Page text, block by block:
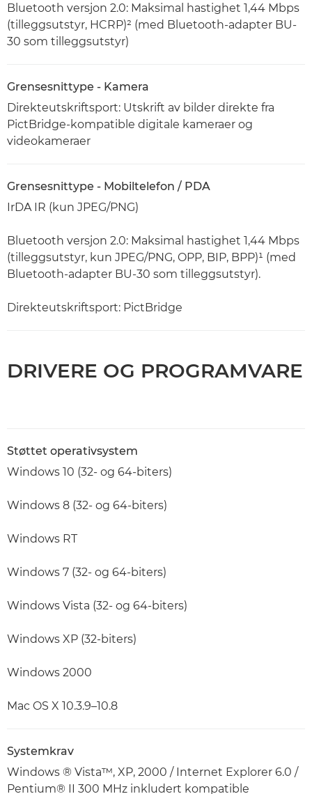
Bluetooth versjon 2.0: Maksimal hastighet 1,44 Mbps
(tilleggsutstyr, HCRP)² (med Bluetooth-adapter BU-
30 som tilleggsutstyr)
Grensesnittype - Kamera
Direkteutskriftsport: Utskrift av bilder direkte fra
PictBridge-kompatible digitale kameraer og
videokameraer
Grensesnittype - Mobiltelefon / PDA
IrDA IR (kun JPEG/PNG)
Bluetooth versjon 2.0: Maksimal hastighet 1,44 Mbps
(tilleggsutstyr, kun JPEG/PNG, OPP, BIP, BPP)¹ (med
Bluetooth-adapter BU-30 som tilleggsutstyr).
Direkteutskriftsport: PictBridge
DRIVERE OG PROGRAMVARE
Støttet operativsystem
Windows 10 (32- og 64-biters)
Windows 8 (32- og 64-biters)
Windows RT
Windows 7 (32- og 64-biters)
Windows Vista (32- og 64-biters)
Windows XP (32-biters)
Windows 2000
Mac OS X 10.3.9–10.8
Systemkrav
Windows ® Vista™, XP, 2000 / Internet Explorer 6.0 /
Pentium® II 300 MHz inkludert kompatible